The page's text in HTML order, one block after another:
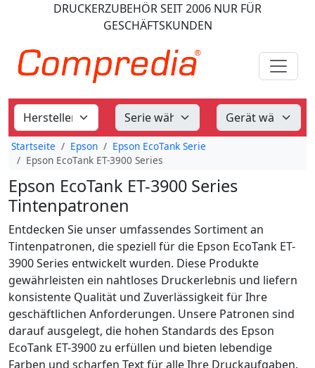
DRUCKERZUBEHÖRSEIT 2006 NUR FÜR
GESCHÄFTSKUNDEN
Startseite Epson
Epson EcoTank Serie
Epson EcoTank ET-3900 Series
Epson EcoTank ET-3900 Series
Tintenpatronen
Entdecken Sie unser umfassendes Sortiment an
Tintenpatronen, die speziell für die Epson EcoTank ET-
3900 Series entwickelt wurden. Diese Produkte
gewährleisten ein nahtloses Druckerlebnis und liefern
konsistente Qualität und Zuverlässigkeit für Ihre
geschäftlichen Anforderungen. Unsere Patronen sind
darauf ausgelegt, die hohen Standards des Epson
EcoTank ET-3900 zu erfüllen und bieten lebendige
Farben und scharfen Text für alle Ihre Druckaufgaben.